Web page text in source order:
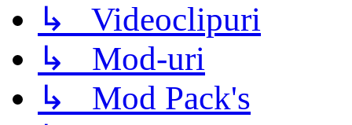
↳ Videoclipuri
↳ Mod-uri
↳ Mod Pack's